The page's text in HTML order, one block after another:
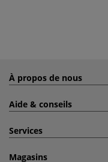
À propos de nous
Aide & conseils
Services
Magasins